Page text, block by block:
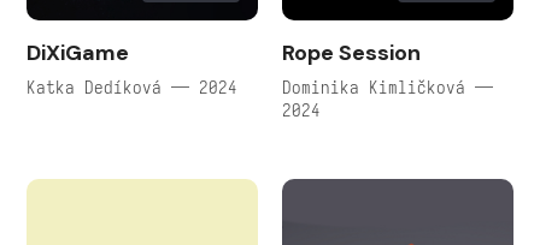
DiXiGame
Katka Dedíková — 2024
Rope Session
Dominika Kimličková —
2024